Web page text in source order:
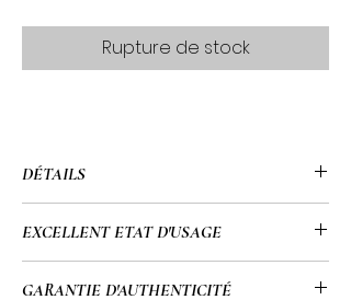
Rupture de stock
DÉTAILS
• Ancien
• Jaune
EXCELLENT ETAT D'USAGE
GARANTIE D'AUTHENTICITÉ